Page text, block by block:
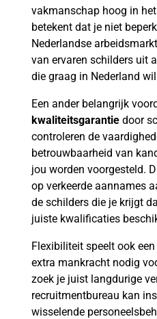
vakmanschap hoog in
betekent dat je niet
Nederlandse
van ervaren schilders uit
die graag in Nederland
Een ander belangrijk
kwaliteitsgarantie door
controleren de
betrouwbaarheid van
jou worden voorgesteld.
op verkeerde aannames
de schilders die je krijgt
juiste kwalificaties
Flexibiliteit speelt ook
extra mankracht nodig
zoek je juist langdurige
recruitmentbureau kan
wisselende